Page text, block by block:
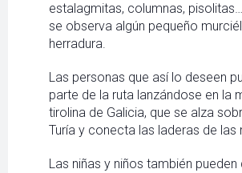
estalagmitas, columnas,
se observa algún pequeño
herradura.
Las personas que así lo deseen
parte de la ruta lanzándose en la
tirolina de Galicia, que se alza
Turía y conecta las laderas de las
Las niñas y niños también pueden